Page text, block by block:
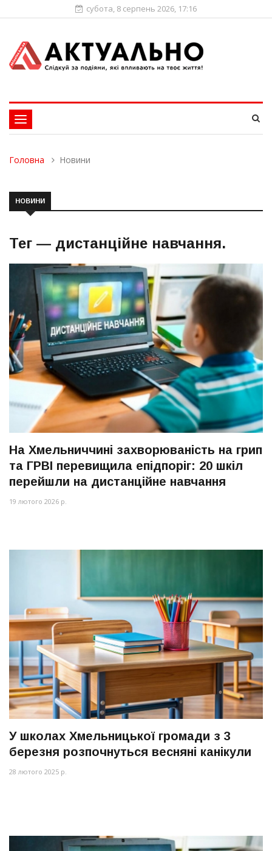
субота, 8 серпень 2026, 17:16
Toggle
navigation
Головна Новини
НОВИНИ
Тег — дистанційне навчання.
На Хмельниччині захворюваність на грип
та ГРВІ перевищила епідпоріг: 20 шкіл
перейшли на дистанційне навчання
19 лютого 2026 р.
У школах Хмельницької громади з 3
березня розпочнуться весняні канікули
28 лютого 2025 р.